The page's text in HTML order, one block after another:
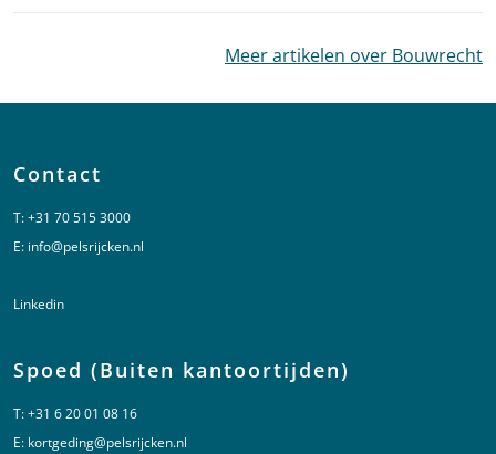
Meer artikelen over Bouwrecht
Contact
T:+31 70 515 3000
E: info@pelsrijcken.nl
Linkedin
Spoed (Buiten kantoortijden)
T:+31 6 20 01 08 16
E: kortgeding@pelsrijcken.nl